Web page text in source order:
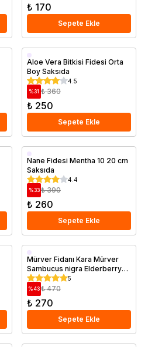
₺ 170
Sepete Ekle
Saksıda
Aloe Vera Bitkisi Fidesi Orta
Boy Saksıda
4.5
%31 ₺ 360
₺ 250
Sepete Ekle
Saksıda
Nane Fidesi Mentha 10 20 cm
Saksıda
4.4
%33 ₺ 390
₺ 260
Sepete Ekle
Saksıda
Mürver Fidanı Kara Mürver
Sambucus nigra Elderberry
Saksıda
5
%43 ₺ 470
₺ 270
Sepete Ekle